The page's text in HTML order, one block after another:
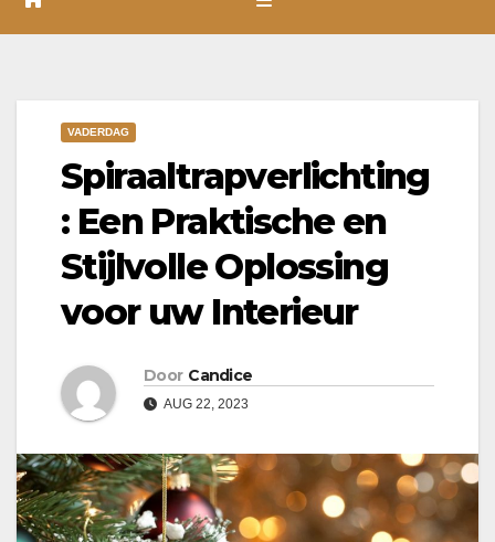
VADERDAG
Spiraaltrapverlichting
: Een Praktische en
Stijlvolle Oplossing
voor uw Interieur
Door Candice
AUG 22, 2023